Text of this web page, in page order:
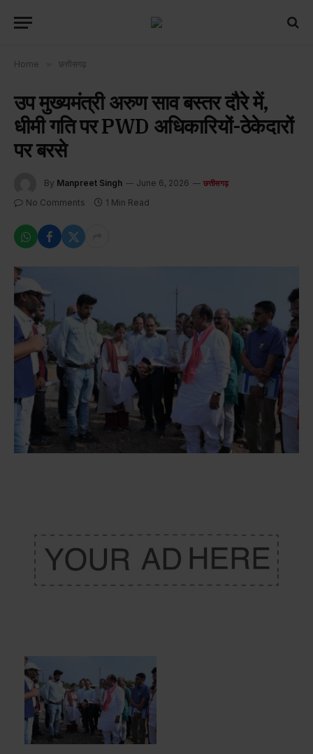
Home छत्तीसगढ़
उप मुख्यमंत्री अरुण साव बस्तर दौरे में,
धीमी गति पर PWD अधिकारियों-ठेकेदारों
पर बरसे
By Manpreet Singh June 6, 2026 छत्तीसगढ़
No Comments 1 Min Read